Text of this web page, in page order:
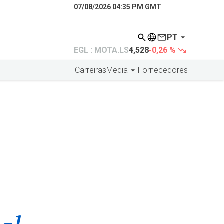
PT
07/08/2026 04:35 PM GMT
EGL : MOTA.LS4,528-0,26 %
CarreirasMedia Fornecedores